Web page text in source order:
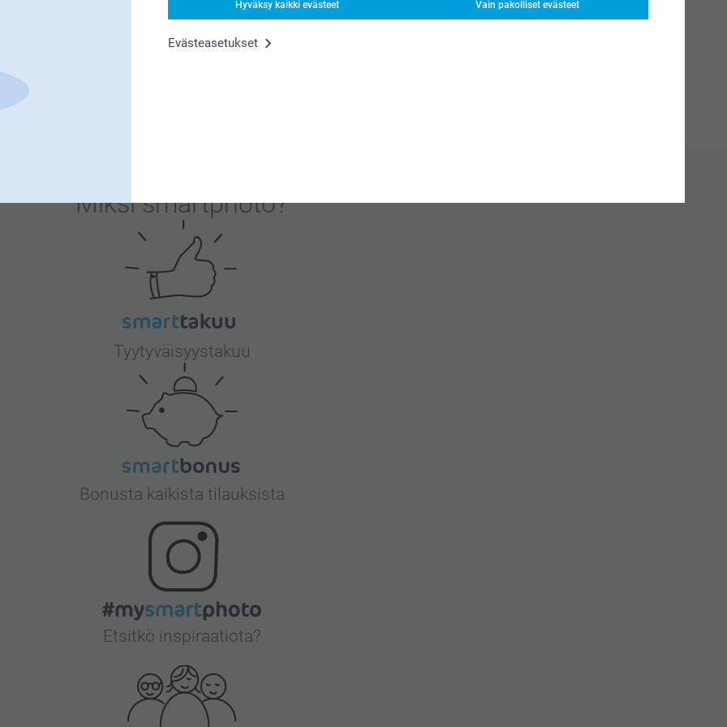
Hyväksy kaikki evästeet Vain pakolliset evästeet
Evästeasetukset
on siihen erinomainen valinta. Alustamme tarjoaa ammattitason tuloksia selfieiden ja muotokuvien
perheellesi ja ystävillesi. Voit käyttää kaikkia perustoimintoja maksutta, mikä tekee siitä täydellisen satunnaisille
Miksismartphoto?
Tyytyväisyystakuu
Bonusta kaikista tilauksista
Etsitkö inspiraatiota?